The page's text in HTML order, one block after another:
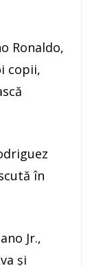
Ronaldo,
copii,
în
Jr.,
şi